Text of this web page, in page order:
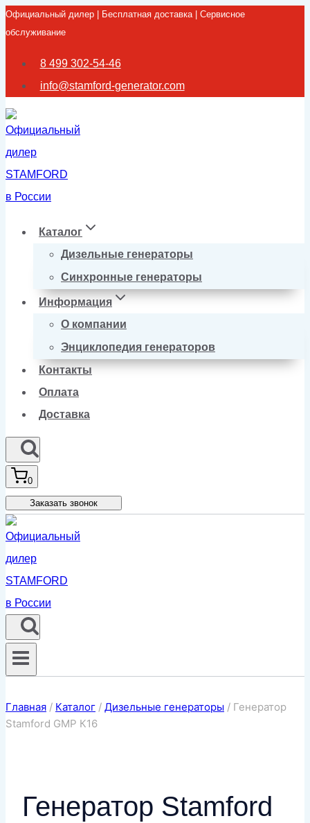
Перейти
к
содержимому
Официальный дилер | Бесплатная доставка | Сервисное
обслуживание
8 499 302-54-46
info@stamford-generator.com
Каталог
Дизельные генераторы
Синхронные генераторы
Информация
О компании
Энциклопедия генераторов
Контакты
Оплата
Доставка
0
Заказать звонок
Главная / Каталог / Дизельные генераторы / Генератор
Stamford GMP К16
Генератор Stamford